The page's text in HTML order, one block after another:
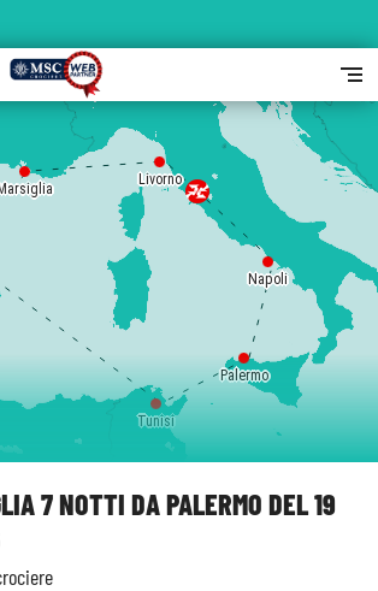
7 NOTTI DA PALERMO DEL 19
Palermo
Napoli
Livorno
Marsiglia
Tunisi
segment